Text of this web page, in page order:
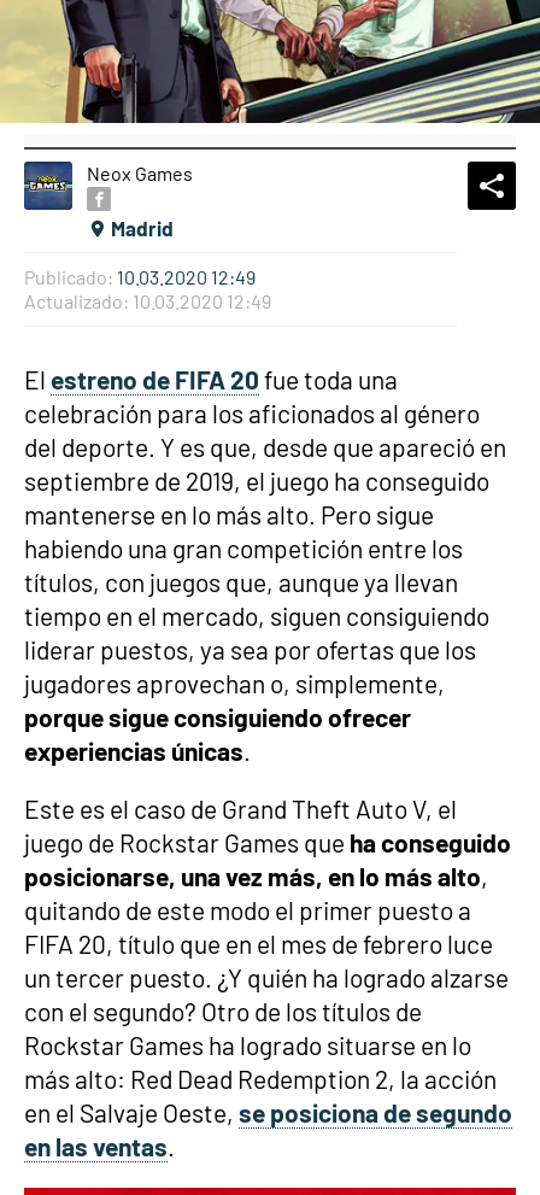
Neox Games
Madrid
Publicado: 10.03.2020 12:49
Actualizado: 10.03.2020 12:49
El estreno de FIFA 20 fue toda una
celebración para los aficionados al género
del deporte. Y es que, desde que apareció en
septiembre de 2019, el juego ha conseguido
mantenerse en lo más alto. Pero sigue
habiendo una gran competición entre los
títulos, con juegos que, aunque ya llevan
tiempo en el mercado, siguen consiguiendo
liderar puestos, ya sea por ofertas que los
jugadores aprovechan o, simplemente,
porque sigue consiguiendo ofrecer
experiencias únicas.
Este es el caso de Grand Theft Auto V, el
juego de Rockstar Games que ha conseguido
posicionarse, una vez más, en lo más alto,
quitando de este modo el primer puesto a
FIFA 20, título que en el mes de febrero luce
un tercer puesto. ¿Y quién ha logrado alzarse
con el segundo? Otro de los títulos de
Rockstar Games ha logrado situarse en lo
más alto: Red Dead Redemption 2, la acción
en el Salvaje Oeste, se posiciona de segundo
en las ventas.